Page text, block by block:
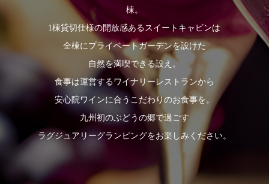
棟。
1棟貸切仕様の開放感あるスイートキャビンは
全棟にプライベートガーデンを設けた
自然を満喫できる設え。
食事は運営するワイナリーレストランから
安心院ワインに合うこだわりのお食事を。
九州初のぶどうの郷で過ごす
ラグジュアリーグランピングをお楽しみください。